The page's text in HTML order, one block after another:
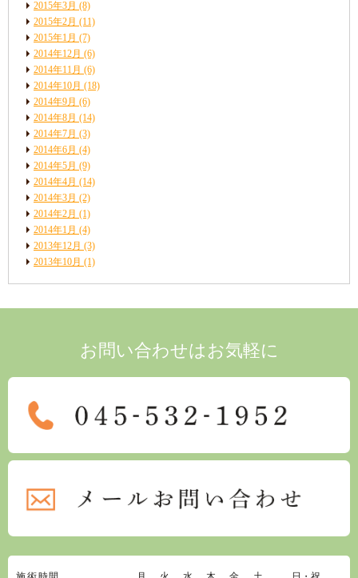
2015年3月 (8)
2015年2月 (11)
2015年1月 (7)
2014年12月 (6)
2014年11月 (6)
2014年10月 (18)
2014年9月 (6)
2014年8月 (14)
2014年7月 (3)
2014年6月 (4)
2014年5月 (9)
2014年4月 (14)
2014年3月 (2)
2014年2月 (1)
2014年1月 (4)
2013年12月 (3)
2013年10月 (1)
お問い合わせはお気軽に